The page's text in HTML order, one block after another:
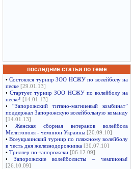
последние статьи по теме
•Состоялся турнир ЗОО НСЖУ по волейболу на
песке [29.01.13]
•Стартует турнир ЗОО НСЖУ по волейболу на
песке! [14.01.13]
• “Запорожский титано-магниевый комбинат”
поддержал Запорожскую волейбольную команду
[14.01.13]
• Женская сборная ветеранов волейбола
Мелитополя - чемпион Украины [20.09.10]
•Всеукраинский турнир по пляжному волейболу
в честь дня железнодорожника [30.07.10]
• Триллер по-запорожски [06.12.09]
• Запорожские волейболисты – чемпионы!
[26.10.09]